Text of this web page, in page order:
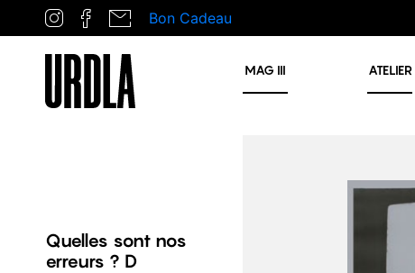
Bon Cadeau
MAG III ATELIER
Quelles sont nos
erreurs ? D